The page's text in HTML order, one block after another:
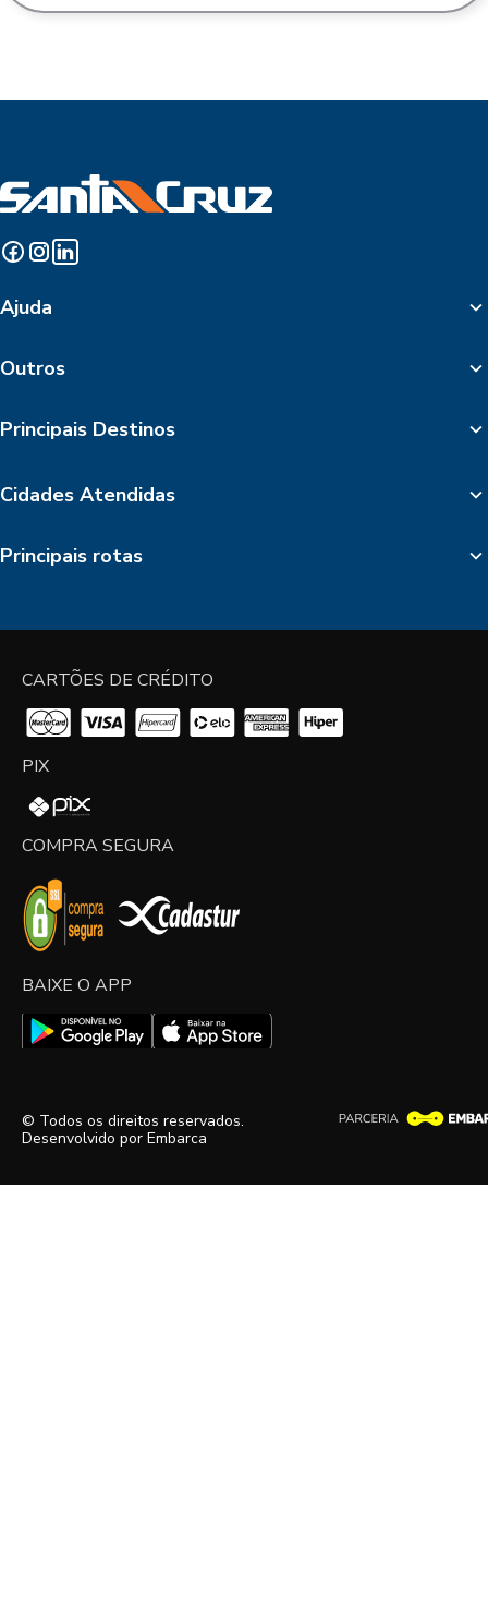
Ajuda
Outros
Principais Destinos
Cidades Atendidas
Principais rotas
CARTÕES DE CRÉDITO
PIX
COMPRA SEGURA
BAIXE O APP
© Todos os direitos reservados.
Desenvolvido por Embarca